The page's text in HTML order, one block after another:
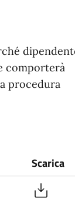
comporterà
procedura
Scarica